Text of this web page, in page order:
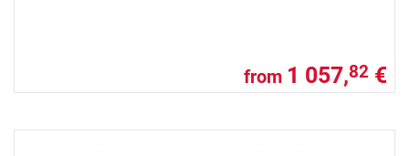
from 1 057,82 €